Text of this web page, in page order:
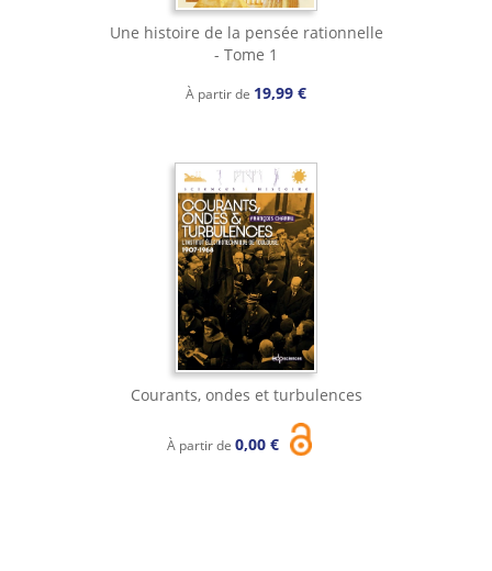
Une histoire de la pensée rationnelle
- Tome 1
À partir de 19,99 €
Courants, ondes et turbulences
À partir de 0,00 €